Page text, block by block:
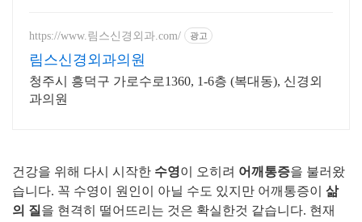
https://www.림스신경외과.com/ 광고
림스신경외과의원
청주시 흥덕구 가로수로1360, 1-6층 (복대동), 신경외
과의원
건강을 위해 다시 시작한 수영이 오히려 어깨통증을 불러왔
습니다. 꼭 수영이 원인이 아닐 수도 있지만 어깨통증이 삶
의 질 을 현격히 떨어뜨리는 것은 확실한것 같습니다. 현재